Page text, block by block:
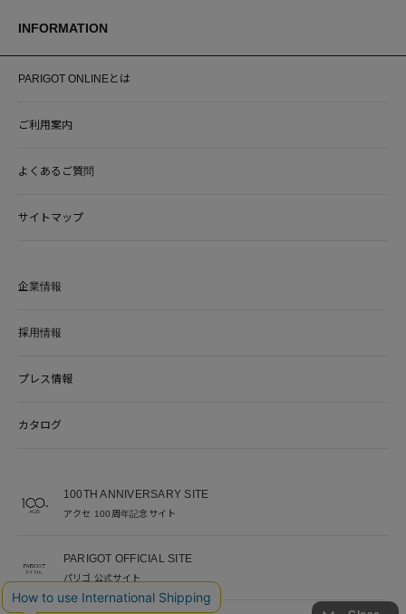
INFORMATION
PARIGOT ONLINEとは
ご利用案内
よくあるご質問
サイトマップ
企業情報
採用情報
プレス情報
カタログ
100TH ANNIVERSARY SITE
アクセ 100周年記念サイト
PARIGOT OFFICIAL SITE
パリゴ 公式サイト